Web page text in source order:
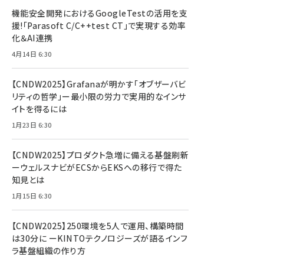
機能安全開発におけるGoogleTestの活用を支
援!「Parasoft C/C++test CT」で実現する効率
化＆AI連携
4月14日 6:30
【CNDW2025】Grafanaが明かす「オブザーバビ
リティの哲学」ー最小限の労力で実用的なインサ
イトを得るには
1月23日 6:30
【CNDW2025】プロダクト急増に備える基盤刷新
ーウェルスナビがECSからEKSへの移行で得た
知見とは
1月15日 6:30
【CNDW2025】250環境を5人で運用、構築時間
は30分に ーKINTOテクノロジーズが語るインフ
ラ基盤組織の作り方